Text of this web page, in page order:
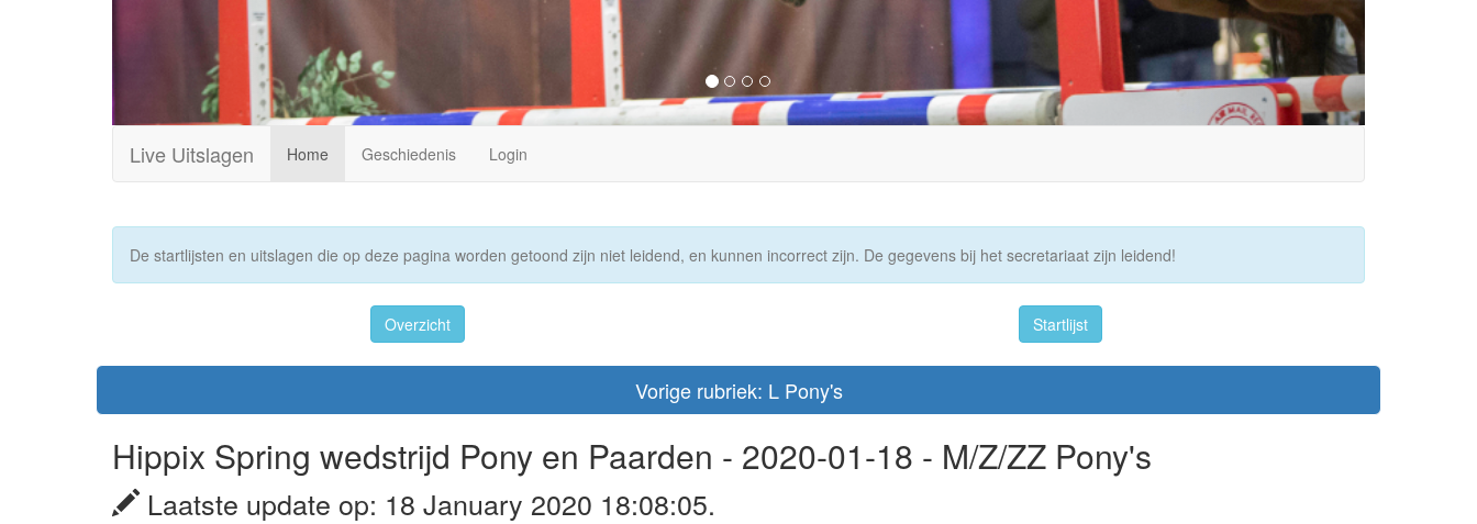
Live Uitslagen Home Geschiedenis Login
De startlijsten en uitslagen die op deze pagina worden getoond zijn niet leidend, en kunnen incorrect zijn. De gegevens bij het secretariaat zijn leidend!
Overzicht Startlijst
Vorige rubriek: L Pony's
Hippix Spring wedstrijd Pony en Paarden - 2020-01-18 - M/Z/ZZ Pony's
Laatste update op: 18 January 2020 18:08:05.